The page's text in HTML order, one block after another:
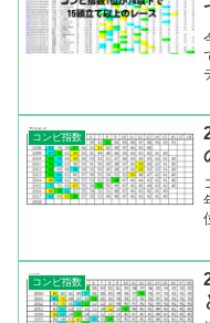
コンピ指数
コンピ指数